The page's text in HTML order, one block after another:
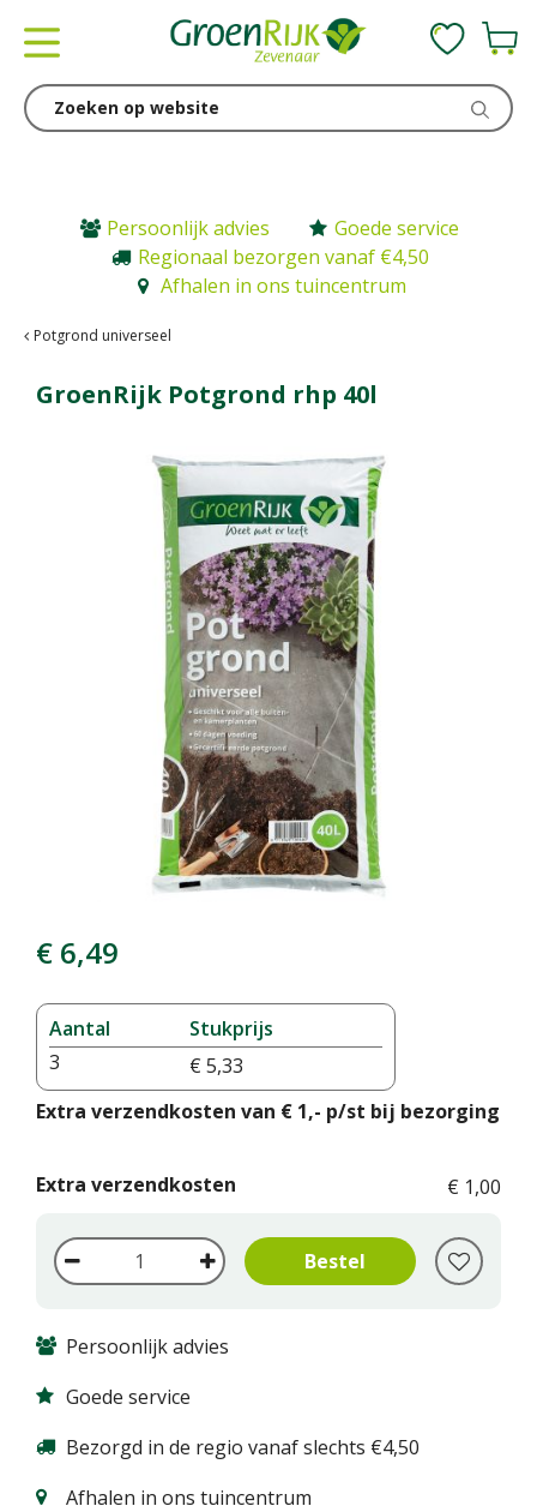
Persoonlijk advies
Goede service
Regionaal bezorgen vanaf €4,50
Afhalen in ons tuincentrum
Potgrond universeel
GroenRijk Potgrond rhp 40l
€ 6,49
Aantal
Stukprijs
3
€ 5,33
Extra verzendkosten van € 1,- p/st bij bezorging
Extra verzendkosten € 1,00
Persoonlijk advies
Goede service
Bezorgd in de regio vanaf slechts €4,50
Afhalen in ons tuincentrum